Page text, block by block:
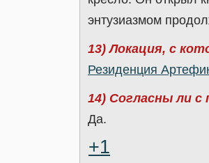
энтузиазмом
13) Локация, с
Резиденция
14) Согласны ли с
Да.
+1